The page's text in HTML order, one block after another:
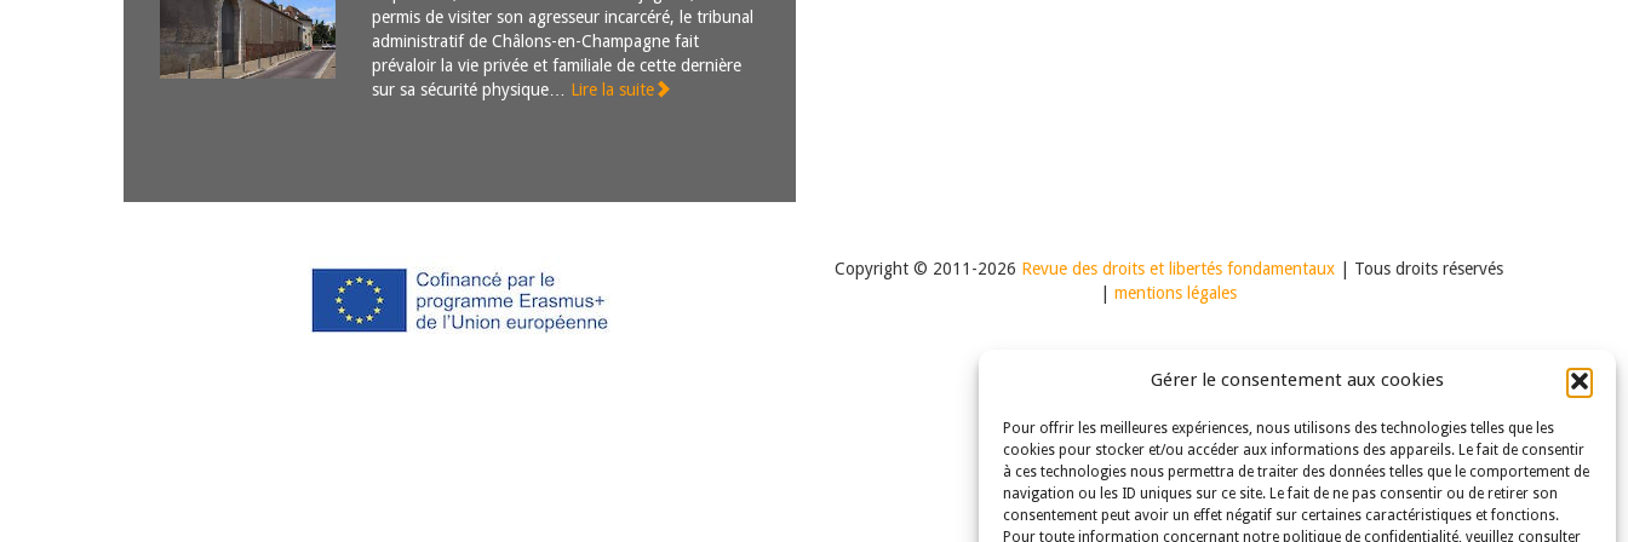
Gérer le consentement aux cookies
Pour offrir les meilleures expériences, nous utilisons des technologies telles que les
cookies pour stocker et/ou accéder aux informations des appareils. Le fait de consentir
à ces technologies nous permettra de traiter des données telles que le comportement de
navigation ou les ID uniques sur ce site. Le fait de ne pas consentir ou de retirer son
consentement peut avoir un effet négatif sur certaines caractéristiques et fonctions.
Pour toute information concernant notre politique de confidentialité, veuillez consulter
permis de visiter son agresseur incarcéré, le tribunal
administratif de Châlons-en-Champagne fait
prévaloir la vie privée et familiale de cette dernière
sur sa sécurité physique… Lire la suite
Copyright © 2011-2026 Revue des droits et libertés fondamentaux| Tous droits réservés
mentions légales